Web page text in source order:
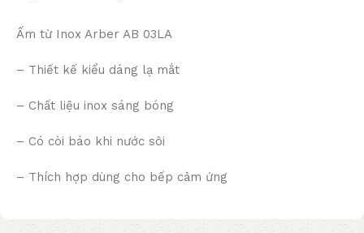
Ấm từ Inox Arber AB 03LA
– Thiết kế kiểu dáng lạ mắt
– Chất liệu inox sáng bóng
– Có còi báo khi nước sôi
– Thích hợp dùng cho bếp cảm ứng